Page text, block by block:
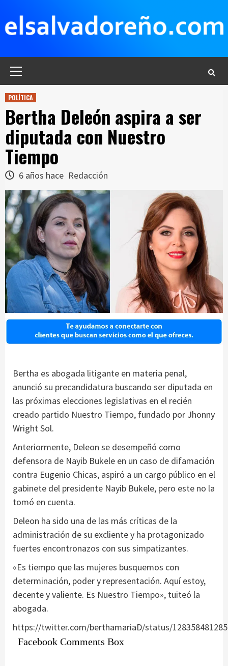
contenido
POLÍTICA
Bertha Deleón aspira a ser
diputada con Nuestro
Tiempo
6 años hace Redacción
Bertha es abogada litigante en materia penal,
anunció su precandidatura buscando ser diputada en
las próximas elecciones legislativas en el recién
creado partido Nuestro Tiempo, fundado por Jhonny
Wright Sol.
Anteriormente, Deleon se desempeñó como
defensora de Nayib Bukele en un caso de difamación
contra Eugenio Chicas, aspiró a un cargo público en el
gabinete del presidente Nayib Bukele, pero este no la
tomó en cuenta.
Deleon ha sido una de las más críticas de la
administración de su excliente y ha protagonizado
fuertes encontronazos con sus simpatizantes.
«Es tiempo que las mujeres busquemos con
determinación, poder y representación. Aquí estoy,
decente y valiente. Es Nuestro Tiempo», tuiteó la
abogada.
https://twitter.com/berthamariaD/status/
Facebook Comments Box